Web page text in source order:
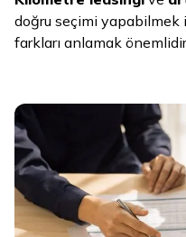
doğru seçimi yapabilmek
farkları anlamak